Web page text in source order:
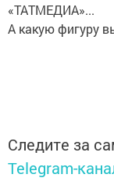
«ТАТМЕДИА»...
А какую фигуру
Следите за
Telegram-